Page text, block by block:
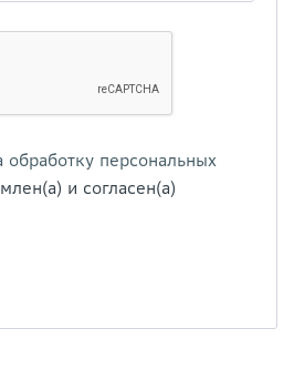
обработку персональных
и согласен(а)